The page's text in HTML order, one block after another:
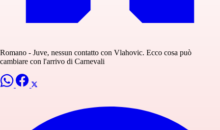
Romano - Juve, nessun contatto con Vlahovic. Ecco cosa può
cambiare con l'arrivo di Carnevali